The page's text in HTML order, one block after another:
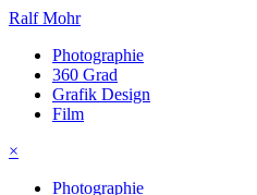
Ralf Mohr
Photographie
360 Grad
Grafik Design
Film
×
Photographie